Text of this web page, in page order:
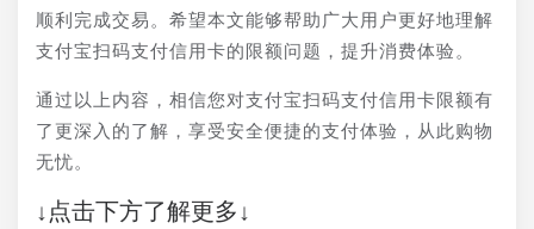
顺利完成交易。希望本文能够帮助广大用户更好地理解
支付宝扫码支付信用卡的限额问题，提升消费体验。
通过以上内容，相信您对支付宝扫码支付信用卡限额有
了更深入的了解，享受安全便捷的支付体验，从此购物
无忧。
↓点击下方了解更多↓